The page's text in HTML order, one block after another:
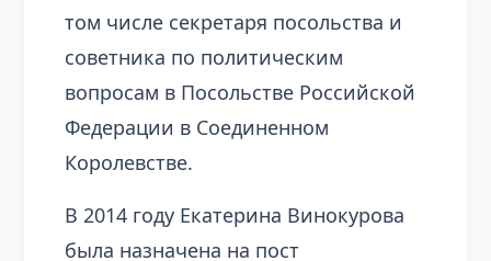
том числе секретаря посольства и
советника по политическим
вопросам в Посольстве Российской
Федерации в Соединенном
Королевстве.
В 2014 году Екатерина Винокурова
была назначена на пост